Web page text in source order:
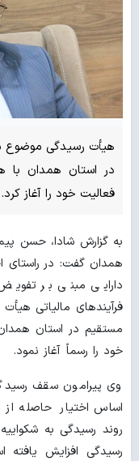
در استان همدان با
فعالیت خود را آغاز کرد.
به گزارش شادا، حسن
همدان گفت: در راستای
دارایی مبنی بر
خود را رسماً آغاز نمود.
وی پیرامون سقف
اساس اختیار حاصله
روند رسیدگی به